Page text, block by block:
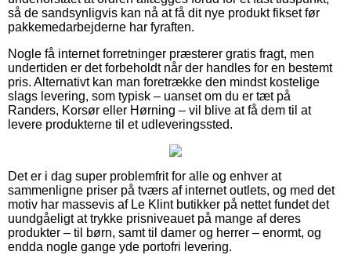
så de sandsynligvis kan nå at få dit nye produkt fikset før
pakkemedarbejderne har fyraften.
Nogle få internet forretninger præsterer gratis fragt, men
undertiden er det forbeholdt når der handles for en bestemt
pris. Alternativt kan man foretrække den mindst kostelige
slags levering, som typisk – uanset om du er tæt på
Randers, Korsør eller Hørning – vil blive at få dem til at
levere produkterne til et udleveringssted.
Det er i dag super problemfrit for alle og enhver at
sammenligne priser på tværs af internet outlets, og med det
motiv har massevis af Le Klint butikker på nettet fundet det
uundgåeligt at trykke prisniveauet på mange af deres
produkter – til børn, samt til damer og herrer – enormt, og
endda nogle gange yde portofri levering.